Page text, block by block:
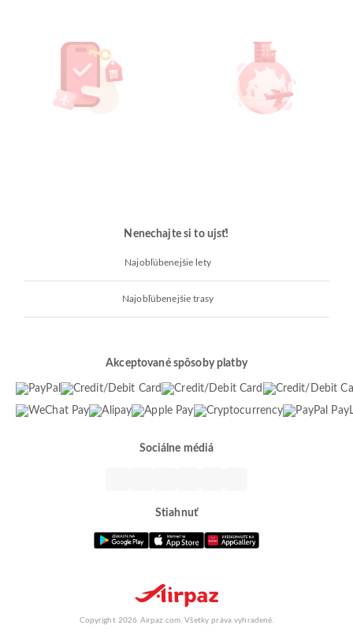
Nenechajte si to ujsť!
Najobľúbenejšie lety
Najobľúbenejšie trasy
Akceptované spôsoby platby
Sociálne médiá
Stiahnuť
Copyright 2026 Airpaz.com. Všetky práva vyhradené.